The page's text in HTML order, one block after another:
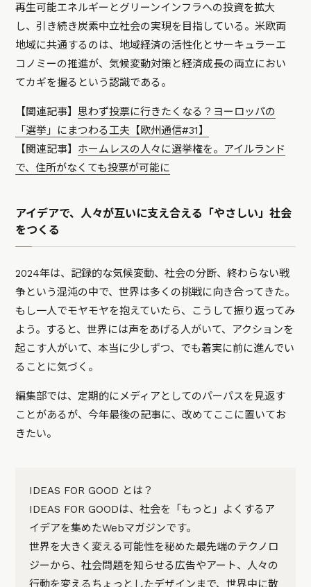
再生可能エネルギーとグリーンインフラへの投資を拡大
し、引き続き炭素中立社会の実現を目指している。米欧両
地域に共通するのは、地域経済の活性化とサーキュラーエ
コノミーの推進が、気候変動対策と経済成長の両立におい
てカギを握るという認識である。
【関連記事】 思わず投票に行きたくなる？ヨーロッパの
「選挙」にまつわる工夫【欧州通信#31】
【関連記事】 ホームレスの人々に選挙権を。アイルランド
で、住所がなくても投票が可能に
アイデアで、人々が互いに支え合える「やさしい」社会
をつくる
2024年は、記録的な気候変動、社会の分断、終わらない戦
争という混沌の中で、世界は多くの挑戦に向き合ってきた。
もし一人でモヤモヤを抱えていたら、こうして振り返ってみ
よう。すると、世界には声をあげる人がいて、アクションを
起こす人がいて、本当に少しずつ、でも着実に前に進んでい
ることに気づく。
編集部では、定期的にメディアとしてのパーパスを見返す
ことがあるが、今年最後の記事に、改めてここに置いてお
きたい。
IDEAS FOR GOOD とは？
IDEAS FOR GOODは、社会を「もっと」よくするア
イデアを集めたWebマガジンです。
世界を大きく変える可能性を秘めた最先端のテクノロ
ジーから、社会問題を知らせる広告やアート、人々の
行動を変えるちょっとしたデザインまで、世界中に散